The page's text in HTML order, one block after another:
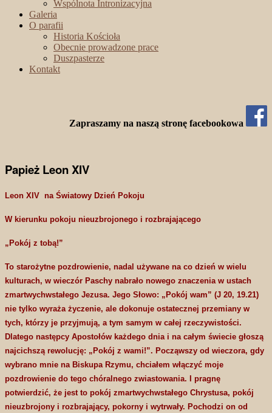
Wspólnota Intronizacyjna
Galeria
O parafii
Historia Kościoła
Obecnie prowadzone prace
Duszpasterze
Kontakt
Zapraszamy na naszą stronę facebookowa
Papież Leon XIV
Leon XIV na Światowy Dzień Pokoju
W kierunku pokoju nieuzbrojonego i rozbrajającego
„Pokój z tobą!”
To starożytne pozdrowienie, nadal używane na co dzień w wielu
kulturach, w wieczór Paschy nabrało nowego znaczenia w ustach
zmartwychwstałego Jezusa. Jego Słowo: „Pokój wam” (J 20, 19.21)
nie tylko wyraża życzenie, ale dokonuje ostatecznej przemiany w
tych, którzy je przyjmują, a tym samym w całej rzeczywistości.
Dlatego następcy Apostołów każdego dnia i na całym świecie głoszą
najcichszą rewolucję: „Pokój z wami!”. Począwszy od wieczora, gdy
wybrano mnie na Biskupa Rzymu, chciałem włączyć moje
pozdrowienie do tego chóralnego zwiastowania. I pragnę
potwierdzić, że jest to pokój zmartwychwstałego Chrystusa, pokój
nieuzbrojony i rozbrajający, pokorny i wytrwały. Pochodzi on od